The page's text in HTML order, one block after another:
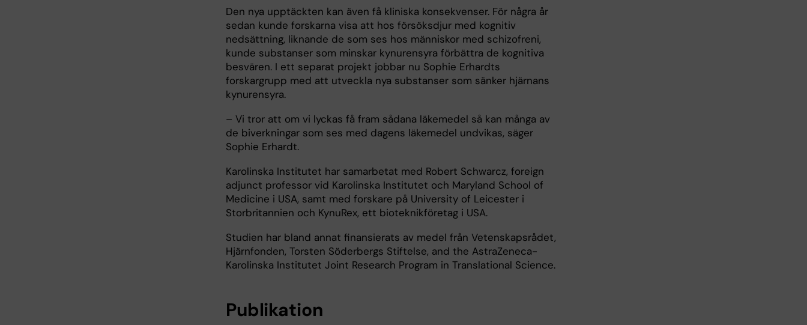
Den nya upptäckten kan även få kliniska konsekvenser. För några år
sedan kunde forskarna visa att hos försöksdjur med kognitiv
nedsättning, liknande de som ses hos människor med schizofreni,
kunde substanser som minskar kynurensyra förbättra de kognitiva
besvären. I ett separat projekt jobbar nu Sophie Erhardts
forskargrupp med att utveckla nya substanser som sänker hjärnans
kynurensyra.
– Vi tror att om vi lyckas få fram sådana läkemedel så kan många av
de biverkningar som ses med dagens läkemedel undvikas, säger
Sophie Erhardt.
Karolinska Institutet har samarbetat med Robert Schwarcz, foreign
adjunct professor vid Karolinska Institutet och Maryland School of
Medicine i USA, samt med forskare på University of Leicester i
Storbritannien och KynuRex, ett bioteknikföretag i USA.
Studien har bland annat finansierats av medel från Vetenskapsrådet,
Hjärnfonden, Torsten Söderbergs Stiftelse, and the AstraZeneca-
Karolinska Institutet Joint Research Program in Translational Science.
Publikation